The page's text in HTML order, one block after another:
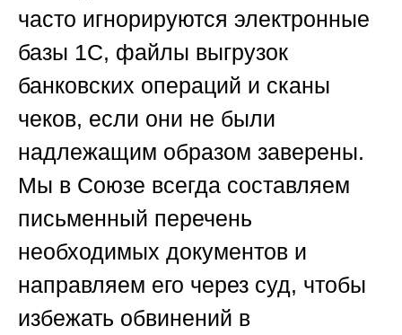
часто игнорируются электронные
базы 1С, файлы выгрузок
банковских операций и сканы
чеков, если они не были
надлежащим образом заверены.
Мы в Союзе всегда составляем
письменный перечень
необходимых документов и
направляем его через суд, чтобы
избежать обвинений в